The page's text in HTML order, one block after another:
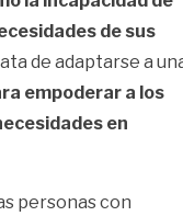
de sus
de adaptarse a
empoderar a los
en
personas con